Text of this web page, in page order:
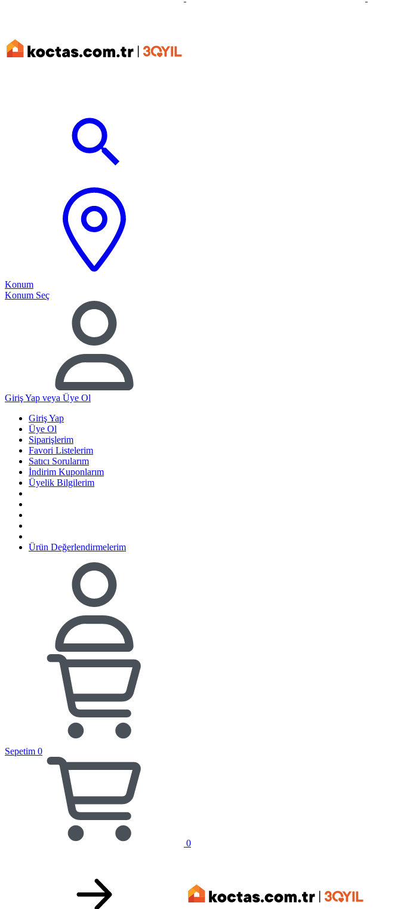
Konum
Konum Seç
Giriş Yap veya Üye Ol
Giriş Yap
Üye Ol
Siparişlerim
Favori Listelerim
Satıcı Sorularım
İndirim Kuponlarım
Üyelik Bilgilerim
Ürün Değerlendirmelerim
Sepetim 0
0